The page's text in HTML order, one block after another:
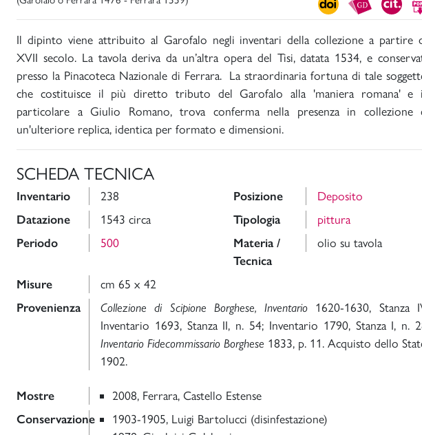
Il dipinto viene attribuito al Garofalo negli inventari della collezione a partire
XVII secolo. La tavola deriva da un’altra opera del Tisi, datata 1534, e
presso la Pinacoteca Nazionale di Ferrara. La straordinaria fortuna di tale
che costituisce il più diretto tributo del Garofalo alla 'maniera romana' e
particolare a Giulio Romano, trova conferma nella presenza in collezione
un'ulteriore replica, identica per formato e dimensioni.
SCHEDA TECNICA
Inventario 238 Posizione Deposito
Datazione 1543 circa Tipologia pittura
Periodo 500
Materia /
Tecnica
olio su tavola
Misure cm 65 x 42
Provenienza Collezione di Scipione Borghese, Inventario 1620-1630, Stanza
Inventario 1693, Stanza II, n. 54; Inventario 1790, Stanza I, n.
Inventario Fidecommissario Borghese 1833, p. 11. Acquisto dello
1902.
Mostre 2008, Ferrara, Castello Estense
Conservazione
1903-1905, Luigi Bartolucci (disinfestazione)